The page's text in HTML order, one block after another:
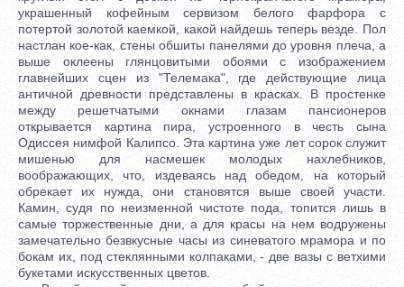
украшенный кофейным сервизом белого фарфора с
потертой золотой каемкой, какой найдешь теперь везде. Пол
настлан кое-как, стены обшиты панелями до уровня плеча, а
выше оклеены глянцовитыми обоями с изображением
главнейших сцен из "Телемака", где действующие лица
античной древности представлены в красках. В простенке
между решетчатыми окнами глазам пансионеров
открывается картина пира, устроенного в честь сына
Одиссея нимфой Калипсо. Эта картина уже лет сорок служит
мишенью для насмешек молодых нахлебников,
воображающих, что, издеваясь над обедом, на который
обрекает их нужда, они становятся выше своей участи.
Камин, судя по неизменной чистоте пода, топится лишь в
самые торжественные дни, а для красы на нем водружены
замечательно безвкусные часы из синеватого мрамора и по
бокам их, под стеклянными колпаками, - две вазы с ветхими
букетами искусственных цветов.